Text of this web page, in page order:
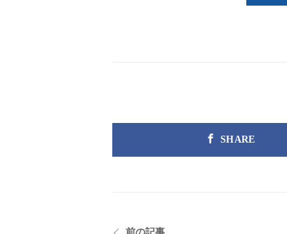
SHARE